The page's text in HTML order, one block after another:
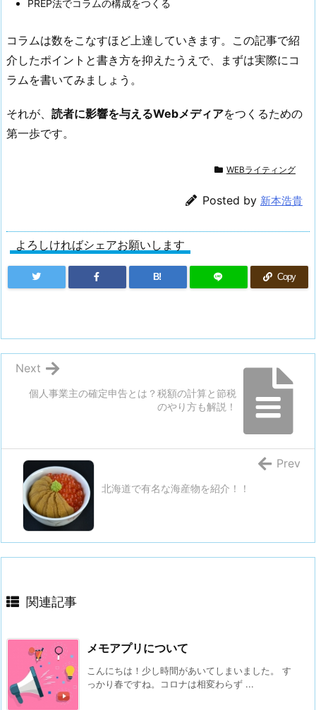
PREP法でコラムの構成をつくる
コラムは数をこなすほど上達していきます。この記事で紹
介したポイントと書き方を抑えたうえで、まずは実際にコ
ラムを書いてみましょう。
それが、 読者に影響を与えるWebメディアをつくるための
第一歩です。
WEBライティング
Posted by 新本浩貴
よろしければシェアお願いします
B! Copy
個人事業主の確定申告とは？税額の計算と節税
のやり方も解説！
Next
北海道で有名な海産物を紹介！！
Prev
関連記事
メモアプリについて
こんにちは！少し時間があいてしまいました。 す
っかり春ですね。コロナは相変わらず ...